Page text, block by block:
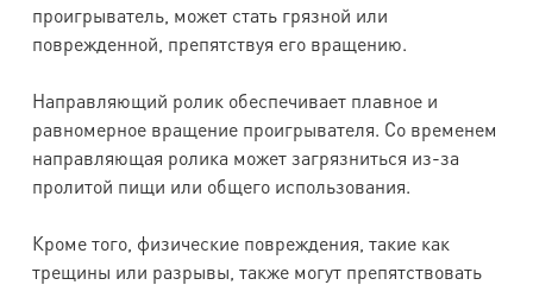
проигрыватель, может стать грязной или
поврежденной, препятствуя его вращению.
Направляющий ролик обеспечивает плавное и
равномерное вращение проигрывателя. Со временем
направляющая ролика может загрязниться из-за
пролитой пищи или общего использования.
Кроме того, физические повреждения, такие как
трещины или разрывы, также могут препятствовать